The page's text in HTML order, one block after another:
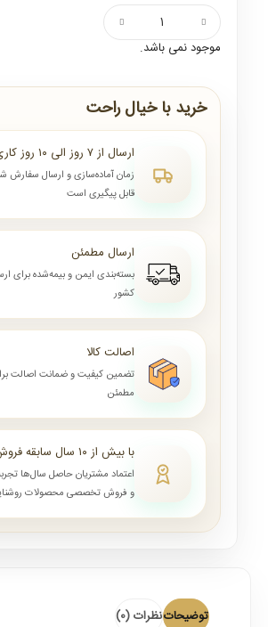
موجود نمی باشد.
خرید با خیال راحت
ارسال از ۷ روز الی ۱۰ روز کاری
زمان آماده‌سازی و ارسال سفارش
قابل پیگیری است
ارسال مطمئن
بسته‌بندی ایمن و بیمه‌شده برای
کشور
اصالت کالا
تضمین کیفیت و ضمانت اصالت
مطمئن
با بیش از ۱۰ سال سابقه فروش اینترنتی
اعتماد مشتریان حاصل سال‌ها
و فروش تخصصی محصولات
توضیحاتنظرات (0)